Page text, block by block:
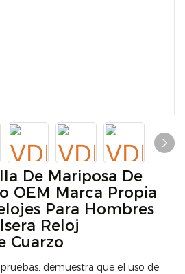
De Mariposa De
OEM Marca Propia
Para Hombres
Reloj
Cuarzo
demuestra que el uso de